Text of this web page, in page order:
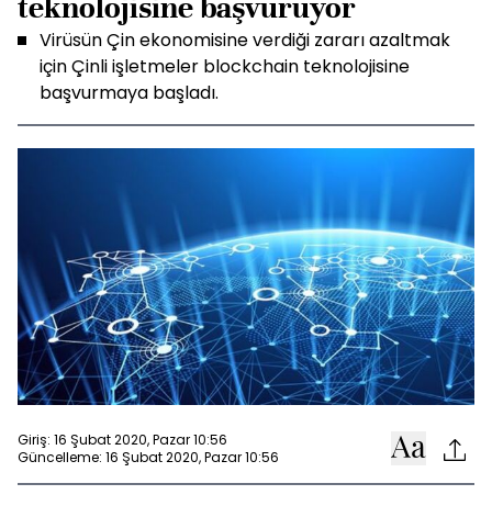
teknolojisine başvuruyor
Virüsün Çin ekonomisine verdiği zararı azaltmak
için Çinli işletmeler blockchain teknolojisine
başvurmaya başladı.
Giriş: 16 Şubat 2020, Pazar 10:56
Güncelleme: 16 Şubat 2020, Pazar 10:56